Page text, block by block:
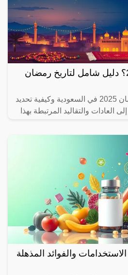
متى رمضان 2025؟ دليل شامل لتاريخ رمضان
اكتشف متى يبدأ رمضان 2025 في السعودية وكيفية تحديد
العادات والتقاليد المرتبطة بهذا
والفوائد المذهلة